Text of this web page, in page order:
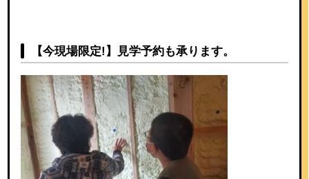
【今現場限定!】見学予約も承ります。